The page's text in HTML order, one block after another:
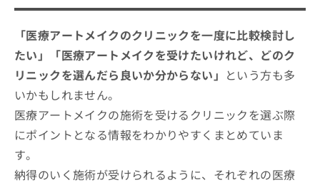
「医療アートメイクのクリニックを一度に比較検討し
たい」「医療アートメイクを受けたいけれど、どのク
リニックを選んだら良いか分からない」 という方も多
いかもしれません。
医療アートメイクの施術を受けるクリニックを選ぶ際
にポイントとなる情報をわかりやすくまとめていま
す。
納得のいく施術が受けられるように、それぞれの医療